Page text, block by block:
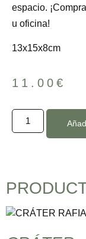
espacio.
u oficina!
13x15x8cm
11.00 €